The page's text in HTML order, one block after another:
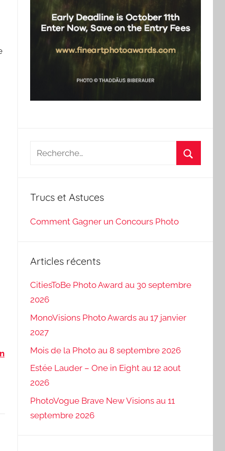
Recherche
Trucs et Astuces
Comment Gagner un Concours Photo
Articles récents
CitiesToBe Photo Award au 30 septembre
2026
MonoVisions Photo Awards au 17 janvier
2027
Mois de la Photo au 8 septembre 2026
Estée Lauder – One in Eight au 12 aout
2026
PhotoVogue Brave New Visions au 11
septembre 2026